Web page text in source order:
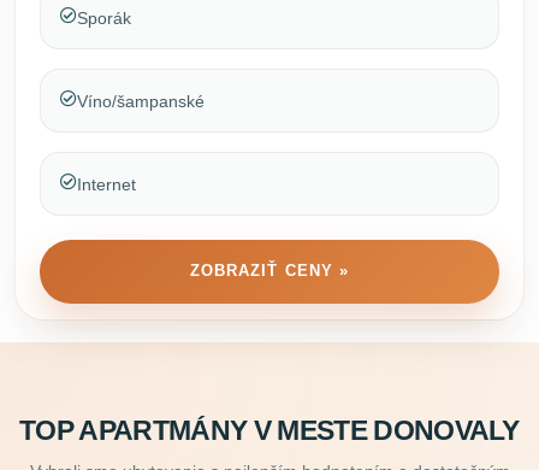
Sporák
Víno/šampanské
Internet
ZOBRAZIŤ CENY »
TOP APARTMÁNY V MESTE DONOVALY